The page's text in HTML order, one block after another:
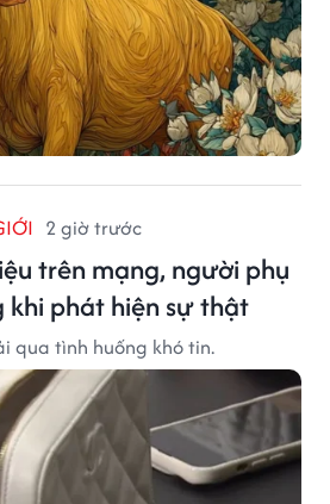
2 giờ trước
trên mạng, người phụ
phát hiện sự thật
qua tình huống khó tin.